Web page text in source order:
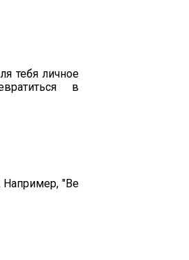
тебя личное
в
Например, "Be